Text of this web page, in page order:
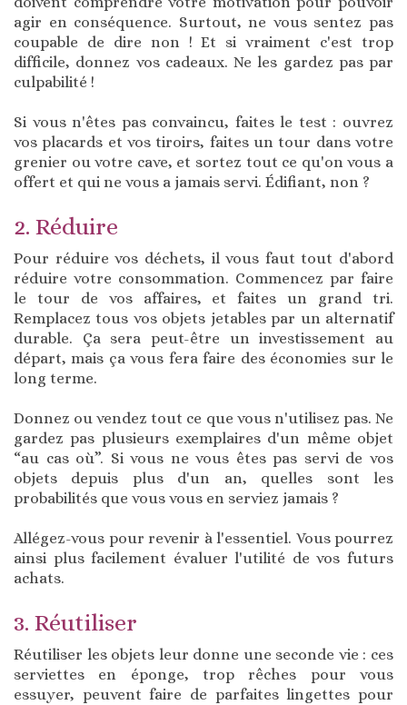
agir en conséquence. Surtout, ne vous sentez pas
coupable de dire non ! Et si vraiment c'est trop
difficile, donnez vos cadeaux. Ne les gardez pas par
culpabilité !
Si vous n'êtes pas convaincu, faites le test : ouvrez
vos placards et vos tiroirs, faites un tour dans votre
grenier ou votre cave, et sortez tout ce qu'on vous a
offert et qui ne vous a jamais servi. Édifiant, non ?
2. Réduire
Pour réduire vos déchets, il vous faut tout d'abord
réduire votre consommation. Commencez par faire
le tour de vos affaires, et faites un grand tri.
Remplacez tous vos objets jetables par un alternatif
durable. Ça sera peut-être un investissement au
départ, mais ça vous fera faire des économies sur le
long terme.
Donnez ou vendez tout ce que vous n'utilisez pas. Ne
gardez pas plusieurs exemplaires d'un même objet
“au cas où”. Si vous ne vous êtes pas servi de vos
objets depuis plus d'un an, quelles sont les
probabilités que vous vous en serviez jamais ?
Allégez-vous pour revenir à l'essentiel. Vous pourrez
ainsi plus facilement évaluer l'utilité de vos futurs
achats.
3. Réutiliser
Réutiliser les objets leur donne une seconde vie : ces
serviettes en éponge, trop rêches pour vous
essuyer, peuvent faire de parfaites lingettes pour